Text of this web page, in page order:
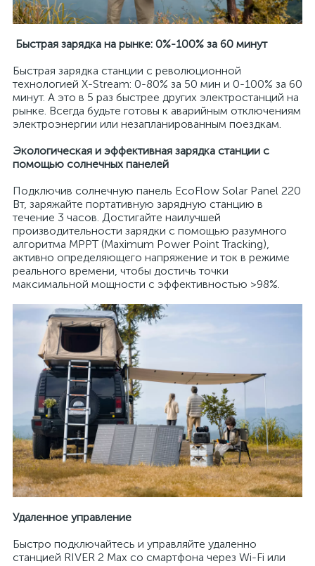
Быстрая зарядка на рынке: 0%-100% за 60 минут
Быстрая зарядка станции с революционной
технологией X-Stream: 0-80% за 50 мин и 0-100% за 60
минут. А это в 5 раз быстрее других электростанций на
рынке. Всегда будьте готовы к аварийным отключениям
электроэнергии или незапланированным поездкам.
Экологическая и эффективная зарядка станции с
помощью солнечных панелей
Подключив солнечную панель EcoFlow Solar Panel 220
Вт, заряжайте портативную зарядную станцию ​​в
течение 3 часов. Достигайте наилучшей
производительности зарядки с помощью разумного
алгоритма MPPT (Maximum Power Point Tracking),
активно определяющего напряжение и ток в режиме
реального времени, чтобы достичь точки
максимальной мощности с эффективностью >98%.
Удаленное управление
Быстро подключайтесь и управляйте удаленно
станцией RIVER 2 Max со смартфона через Wi-Fi или